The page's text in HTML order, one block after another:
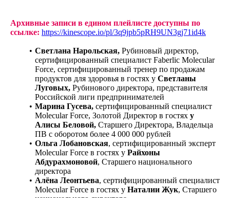
Архивные записи в едином плейлисте доступны по
ссылке: https://kinescope.io/pl/3q9jpb5pRH9UN3gj71id4k
Светлана Нарольская, Рубиновый директор,
сертифицированный специалист Faberlic Molecular
Force, сертифицированный тренер по продажам
продуктов для здоровья в гостях у Светланы
Луговых, Рубинового директора, представителя
Российской лиги предпринимателей
Марина Гусева, сертифицированный специалист
Molecular Force, Золотой Директор в гостях у
Алисы Беловой, Старшего Директора, Владельца
ПВ с оборотом более 4 000 000 рублей
Ольга Лобановская, сертифицированный эксперт
Molecular Force в гостях у Райхоны
Абдурахмоновой, Старшего национального
директора
Алёна Леонтьева, сертифицированный специалист
Molecular Force в гостях у Наталии Жук, Старшего